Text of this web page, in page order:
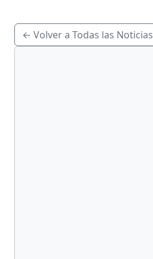
← Volver a Todas las Noticias